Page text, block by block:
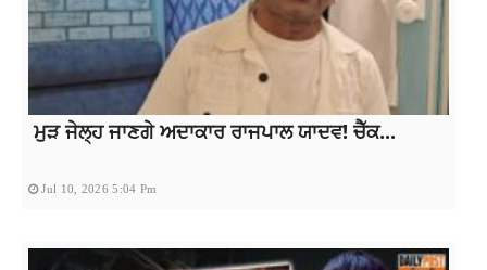
ਮੁੜ ਜੇਲ੍ਹ ਜਾਣਗੇ ਅਦਾਕਾਰ ਰਾਜਪਾਲ ਯਾਦਵ! ਚੈੱਕ...
Jul 10, 2026 5:04 Pm